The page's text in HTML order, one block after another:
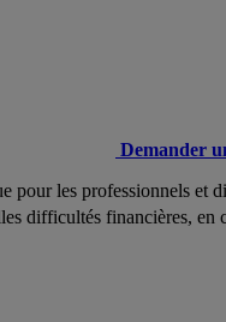
Demander
pour les professionnels
difficultés financières,